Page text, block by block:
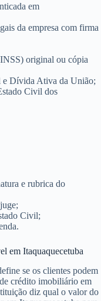
em
da empresa com firma
original ou cópia
e Dívida Ativa da União;
Civil dos
e rubrica do
Civil;
em Itaquaquecetuba
se os clientes podem
crédito imobiliário em
diz qual o valor do